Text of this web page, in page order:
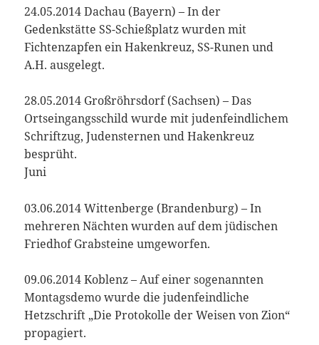
24.05.2014 Dachau (Bayern) – In der
Gedenkstätte SS-Schießplatz wurden mit
Fichtenzapfen ein Hakenkreuz, SS-Runen und
A.H. ausgelegt.
28.05.2014 Großröhrsdorf (Sachsen) – Das
Ortseingangsschild wurde mit judenfeindlichem
Schriftzug, Judensternen und Hakenkreuz
besprüht.
Juni
03.06.2014 Wittenberge (Brandenburg) – In
mehreren Nächten wurden auf dem jüdischen
Friedhof Grabsteine umgeworfen.
09.06.2014 Koblenz – Auf einer sogenannten
Montagsdemo wurde die judenfeindliche
Hetzschrift „Die Protokolle der Weisen von Zion“
propagiert.